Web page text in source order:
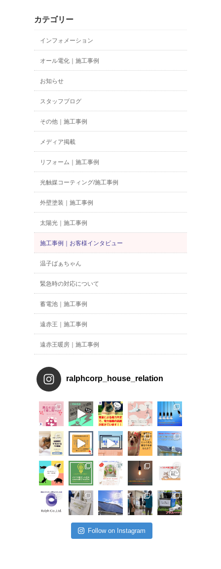
カテゴリー
インフォメーション
オール電化｜施工事例
お知らせ
スタッフブログ
その他｜施工事例
メディア掲載
リフォーム｜施工事例
光触媒コーティング/施工事例
外壁塗装｜施工事例
太陽光｜施工事例
施工事例｜お客様インタビュー
温子ばぁちゃん
緊急時の対応について
蓄電池｜施工事例
遠赤王｜施工事例
遠赤王暖房｜施工事例
ralphcorp_house_relation
Follow on Instagram